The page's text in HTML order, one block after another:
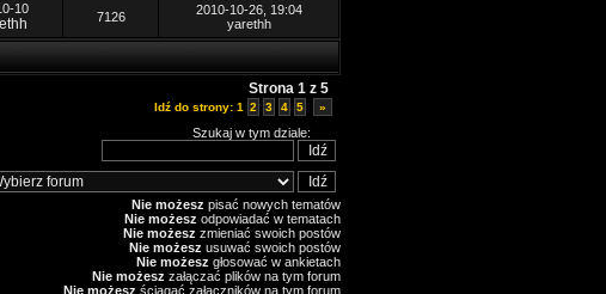
10
7126
2010-10-26, 19:04
yarethh
Strona 1 z 5
Idź do strony: 1 2 3 4 5 »
Szukaj w tym dziale:
Nie możesz pisać nowych tematów
Nie możesz odpowiadać w tematach
Nie możesz zmieniać swoich postów
Nie możesz usuwać swoich postów
Nie możesz głosować w ankietach
Nie możesz załączać plików na tym forum
Nie możesz ściągać załączników na tym forum